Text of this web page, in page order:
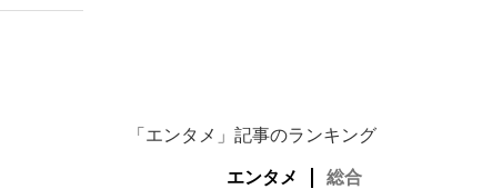
「エンタメ」記事のランキング
エンタメ 総合